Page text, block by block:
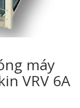
máy
VRV 6A